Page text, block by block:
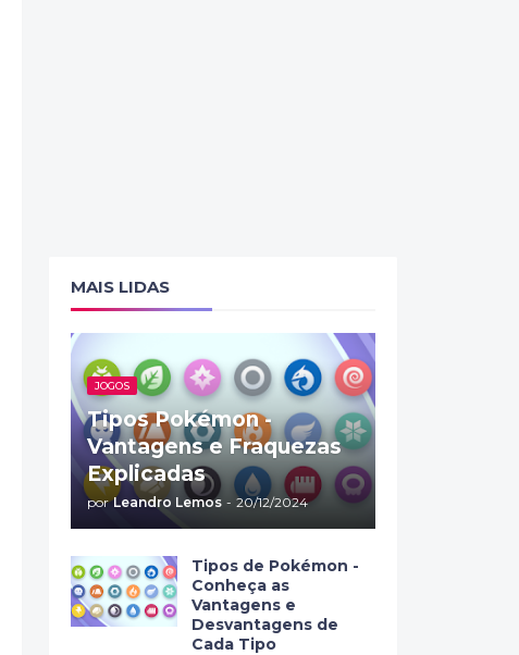
MAIS LIDAS
JOGOS
Tipos Pokémon -
Vantagens e Fraquezas
Explicadas
por Leandro Lemos - 20/12/2024
Tipos de Pokémon -
Conheça as
Vantagens e
Desvantagens de
Cada Tipo